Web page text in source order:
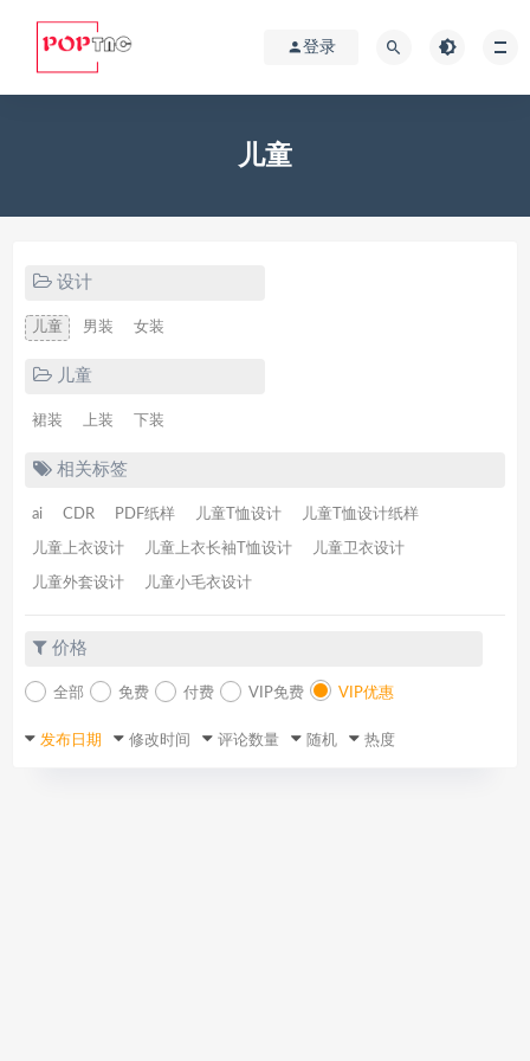
登录
儿童
设计
儿童 男装 女装
儿童
裙装 上装 下装
相关标签
ai CDR PDF纸样 儿童T恤设计 儿童T恤设计纸样
儿童上衣设计 儿童上衣长袖T恤设计 儿童卫衣设计
儿童外套设计 儿童小毛衣设计
价格
全部 免费 付费 VIP免费 VIP优惠
发布日期 修改时间 评论数量 随机 热度